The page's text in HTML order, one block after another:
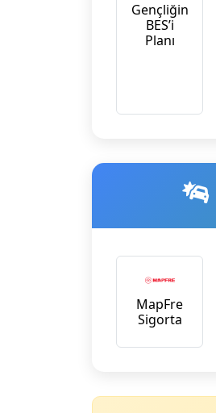
Gençliğin
BES’i
Planı
MapFre
Sigorta